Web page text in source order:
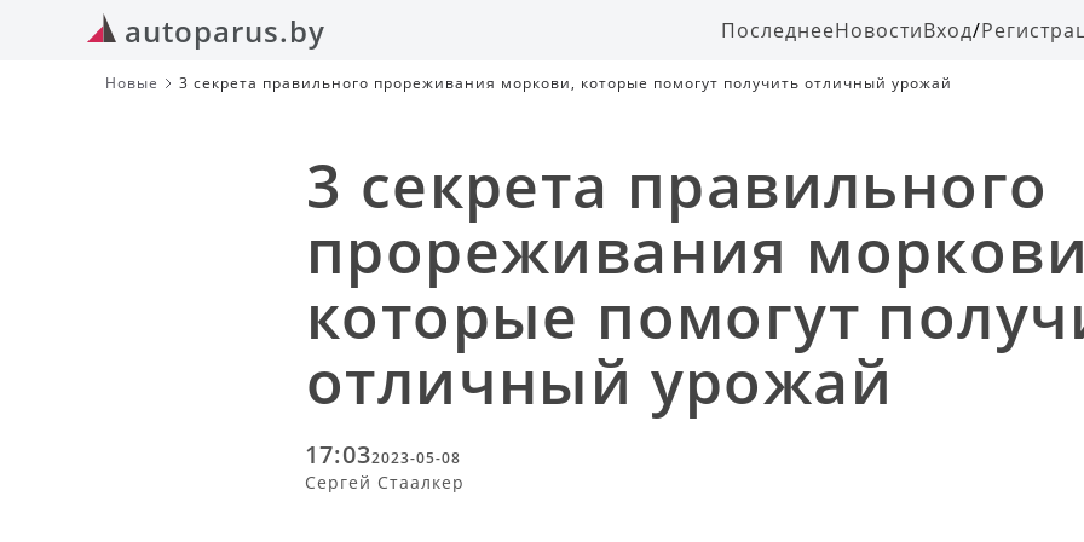
autoparus.by ПоследнееНовостиВход/
Новые 3 секрета правильного прореживания моркови, которые помогут получить отличный урожай
3 секрета правильного
прореживания
которые помогут
отличный урожай
17:032023-05-08
Сергей Стаалкер